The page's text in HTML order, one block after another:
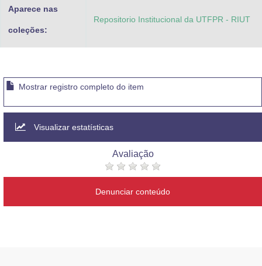
Aparece nas
coleções:
Repositorio Institucional da UTFPR - RIUT
Mostrar registro completo do item
Visualizar estatísticas
Avaliação
Denunciar conteúdo